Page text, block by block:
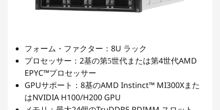
フォーム・ファクター： 8U ラック
プロセッサー： 2基の第5世代または第4世代AMD
EPYC™プロセッサー
GPUサポート： 8基のAMD Instinct™ MI300Xまた
はNVIDIA H100/H200 GPU